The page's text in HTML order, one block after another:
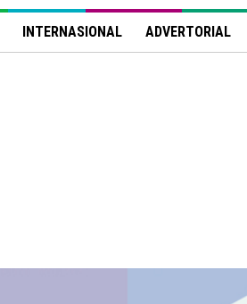
INTERNASIONAL ADVERTORIAL